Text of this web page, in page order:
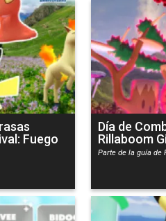
Fuego
Día de
Rillaboom
Parte de la guía de